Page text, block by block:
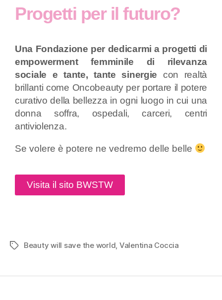
Progetti per il futuro?
Una Fondazione per dedicarmi a progetti di
empowerment femminile di rilevanza
sociale e tante, tante sinergie con realtà
brillanti come Oncobeauty per portare il potere
curativo della bellezza in ogni luogo in cui una
donna soffra, ospedali, carceri, centri
antiviolenza.
Se volere è potere ne vedremo delle belle
Visita il sito BWSTW
Beauty will save the world Valentina Coccia